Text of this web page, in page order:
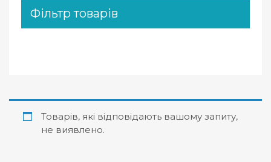
Фільтр товарів
Товарів, які відповідають вашому запиту,
не виявлено.